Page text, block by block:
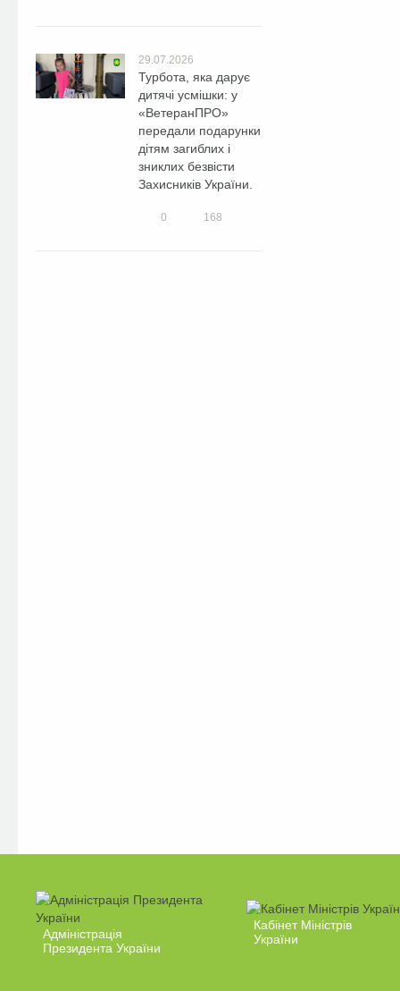
29.07.2026
Турбота, яка дарує
дитячі усмішки: у
«ВетеранПРО»
передали подарунки
дітям загиблих і
зниклих безвісти
Захисників України.
0 168
Адміністрація
Президента України
Кабінет Міністрів
України